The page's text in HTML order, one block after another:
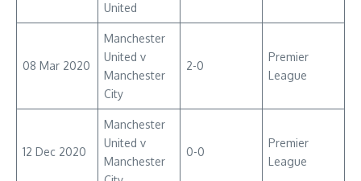
United
08 Mar 2020
Manchester
United v
Manchester
City
2-0
Premier
League
12 Dec 2020
Manchester
United v
Manchester
0-0
Premier
League